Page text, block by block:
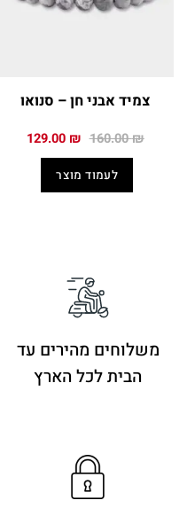
צמיד אבני חן – סנואו
160.00₪ המחיר
160.00 ₪.
129.00 ₪ המחיר
לעמוד מוצר
משלוחים מהירים עד
הבית לכל הארץ